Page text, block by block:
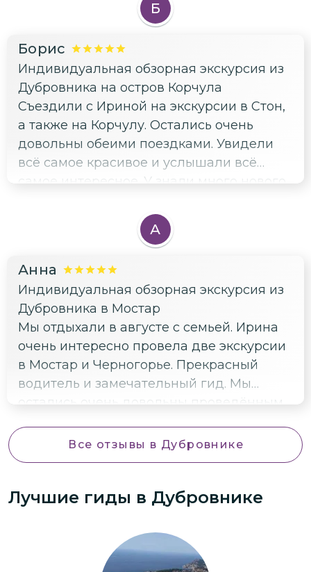
Б
Борис
Индивидуальная обзорная экскурсия из
Дубровника на остров Корчула
Съездили с Ириной на экскурсии в Стон,
а также на Корчулу. Остались очень
довольны обеими поездками. Увидели
всё самое красивое и услышали всё
самое интересное. У знали много нового
А
Анна
Индивидуальная обзорная экскурсия из
Дубровника в Мостар
Мы отдыхали в августе с семьей. Ирина
очень интересно провела две экскурсии
в Мостар и Черногорье. Прекрасный
водитель и замечательный гид. Мы
остались очень довольны проведённым
Все отзывы в Дубровнике
Лучшие гиды в Дубровнике